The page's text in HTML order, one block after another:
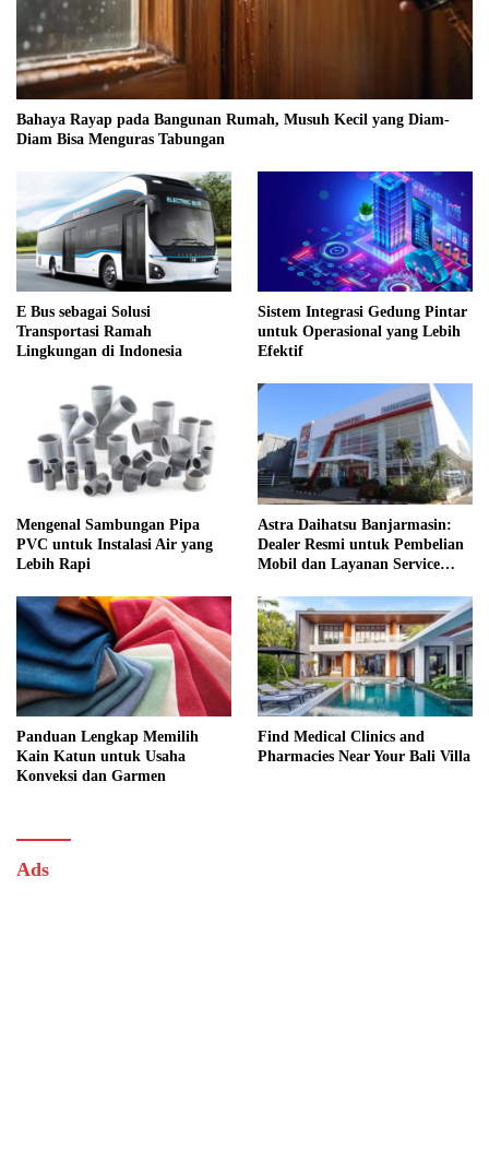
Bahaya Rayap pada Bangunan Rumah, Musuh Kecil yang Diam-
Diam Bisa Menguras Tabungan
E Bus sebagai Solusi
Transportasi Ramah
Lingkungan di Indonesia
Sistem Integrasi Gedung Pintar
untuk Operasional yang Lebih
Efektif
Mengenal Sambungan Pipa
PVC untuk Instalasi Air yang
Lebih Rapi
Astra Daihatsu Banjarmasin:
Dealer Resmi untuk Pembelian
Mobil dan Layanan Service
Panduan Lengkap Memilih
Kain Katun untuk Usaha
Konveksi dan Garmen
Find Medical Clinics and
Pharmacies Near Your Bali Villa
Ads